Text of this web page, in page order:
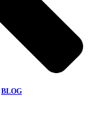
BLOG